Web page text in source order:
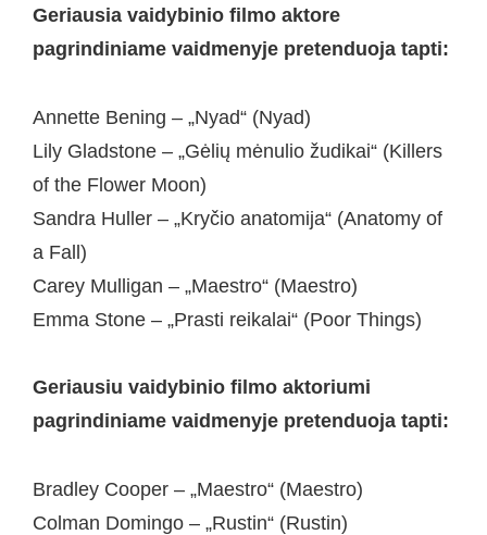
Geriausia vaidybinio filmo aktore
pagrindiniame vaidmenyje pretenduoja tapti:
Annette Bening – „Nyad“ (Nyad)
Lily Gladstone – „Gėlių mėnulio žudikai“ (Killers
of the Flower Moon)
Sandra Huller – „Kryčio anatomija“ (Anatomy of
a Fall)
Carey Mulligan – „Maestro“ (Maestro)
Emma Stone – „Prasti reikalai“ (Poor Things)
Geriausiu vaidybinio filmo aktoriumi
pagrindiniame vaidmenyje pretenduoja tapti:
Bradley Cooper – „Maestro“ (Maestro)
Colman Domingo – „Rustin“ (Rustin)